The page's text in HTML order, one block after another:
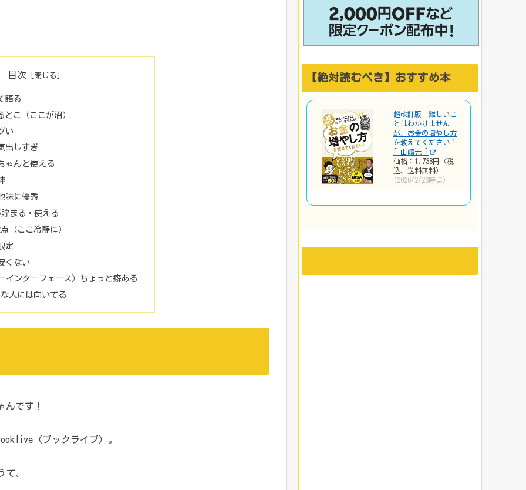
目次
語る
こ（ここが沼）
い
出しすぎ
ゃんと使える
味に優秀
まる・使える
（ここ冷静に）
定
くない
ンターフェース）ちょっと癖ある
人には向いてる
んです！
（ブックライブ）。
、
【絶対読むべき】おすすめ本
超改訂版 難しいこ
とはわかりません
が、お金の増やし方
を教えてください！
[ 山崎元 ]
価格：1,738円（税
込、送料無料)
(2026/2/23時点)